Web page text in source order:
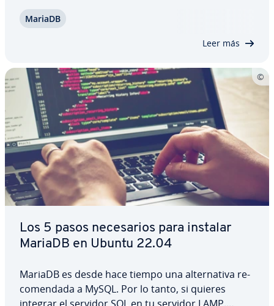
en Ubuntu 20.04, qué co­n­fi­gu­ra­cio­nes y medidas
MariaDB
Leer más
Los 5 pasos ne­ce­sa­rios para instalar
MariaDB en Ubuntu 22.04
MariaDB es desde hace tiempo una al­te­r­na­ti­va re­
co­me­n­da­da a MySQL. Por lo tanto, si quieres